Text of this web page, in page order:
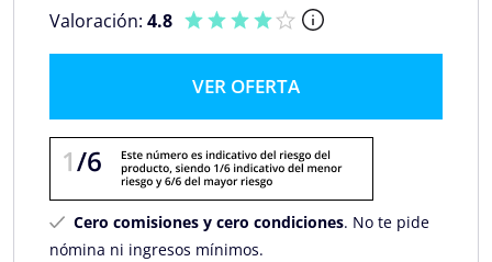
Valoración: 4.8
VER OFERTA
Cero comisiones y cero condiciones. No te pide
nómina ni ingresos mínimos.